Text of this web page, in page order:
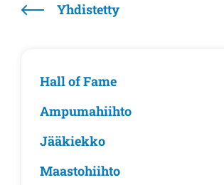
Yhdistetty
Hall of Fame
Ampumahiihto
Jääkiekko
Maastohiihto